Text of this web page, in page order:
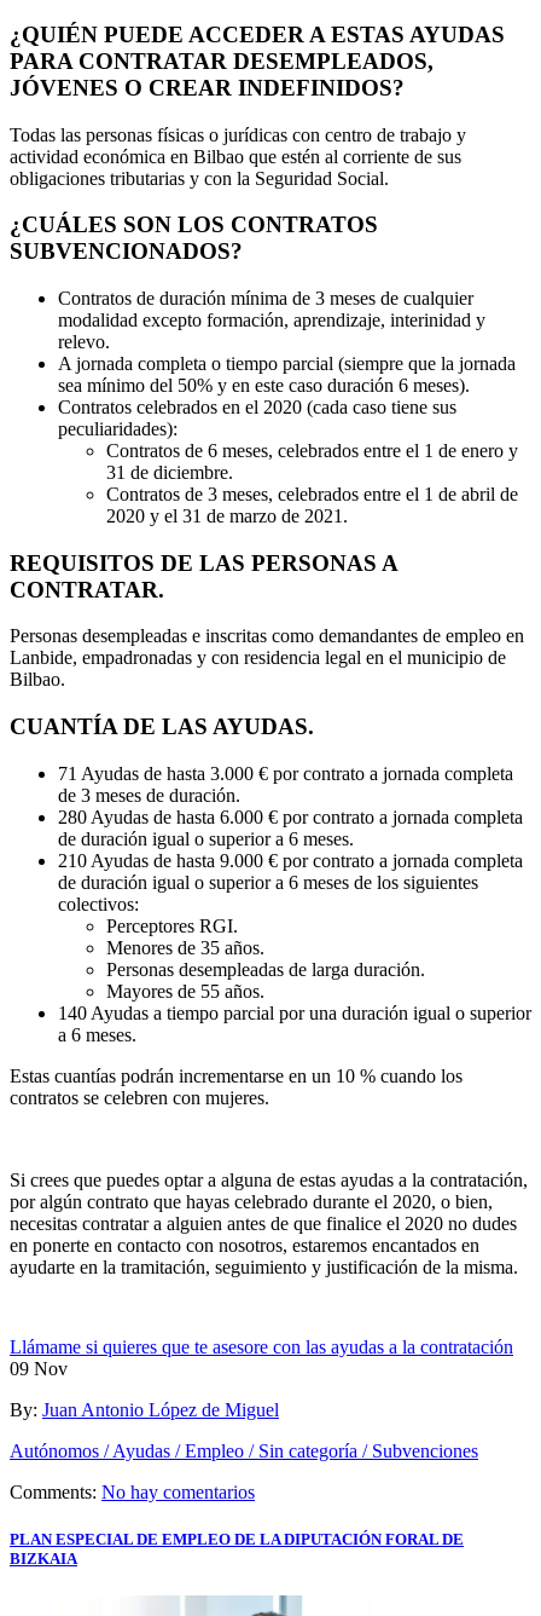
¿QUIÉN PUEDE ACCEDER A ESTAS AYUDAS
PARA CONTRATAR DESEMPLEADOS,
JÓVENES O CREAR INDEFINIDOS?
Todas las personas físicas o jurídicas con centro de trabajo y
actividad económica en Bilbao que estén al corriente de sus
obligaciones tributarias y con la Seguridad Social.
¿CUÁLES SON LOS CONTRATOS
SUBVENCIONADOS?
Contratos de duración mínima de 3 meses de cualquier
modalidad excepto formación, aprendizaje, interinidad y
relevo.
A jornada completa o tiempo parcial (siempre que la jornada
sea mínimo del 50% y en este caso duración 6 meses).
Contratos celebrados en el 2020 (cada caso tiene sus
peculiaridades):
Contratos de 6 meses, celebrados entre el 1 de enero y
31 de diciembre.
Contratos de 3 meses, celebrados entre el 1 de abril de
2020 y el 31 de marzo de 2021.
REQUISITOS DE LAS PERSONAS A
CONTRATAR.
Personas desempleadas e inscritas como demandantes de empleo en
Lanbide, empadronadas y con residencia legal en el municipio de
Bilbao.
CUANTÍA DE LAS AYUDAS.
71 Ayudas de hasta 3.000 € por contrato a jornada completa
de 3 meses de duración.
280 Ayudas de hasta 6.000 € por contrato a jornada completa
de duración igual o superior a 6 meses.
210 Ayudas de hasta 9.000 € por contrato a jornada completa
de duración igual o superior a 6 meses de los siguientes
colectivos:
Perceptores RGI.
Menores de 35 años.
Personas desempleadas de larga duración.
Mayores de 55 años.
140 Ayudas a tiempo parcial por una duración igual o superior
a 6 meses.
Estas cuantías podrán incrementarse en un 10 % cuando los
contratos se celebren con mujeres.
Si crees que puedes optar a alguna de estas ayudas a la contratación,
por algún contrato que hayas celebrado durante el 2020, o bien,
necesitas contratar a alguien antes de que finalice el 2020 no dudes
en ponerte en contacto con nosotros, estaremos encantados en
ayudarte en la tramitación, seguimiento y justificación de la misma.
Llámame si quieres que te asesore con las ayudas a la contratación
09 Nov
By: Juan Antonio López de Miguel
Autónomos / Ayudas / Empleo / Sin categoría / Subvenciones
Comments: No hay comentarios
PLAN ESPECIAL DE EMPLEO DE LA DIPUTACIÓN FORAL DE
BIZKAIA